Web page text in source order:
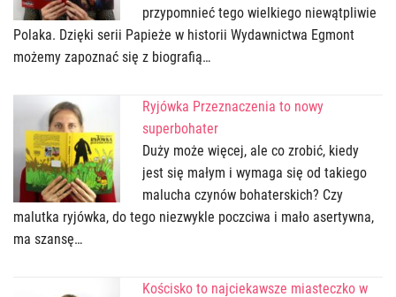
przypomnieć tego wielkiego niewątpliwie
Polaka. Dzięki serii Papieże w historii Wydawnictwa Egmont
możemy zapoznać się z biografią…
Ryjówka Przeznaczenia to nowy
superbohater
Duży może więcej, ale co zrobić, kiedy
jest się małym i wymaga się od takiego
malucha czynów bohaterskich? Czy
malutka ryjówka, do tego niezwykle poczciwa i mało asertywna,
ma szansę…
Kościsko to najciekawsze miasteczko w